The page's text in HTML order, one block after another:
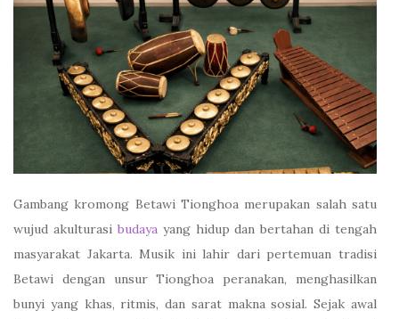
Gambang kromong Betawi Tionghoa merupakan salah satu
wujud akulturasi budayayang hidup dan bertahan di tengah
masyarakat Jakarta. Musik ini lahir dari pertemuan tradisi
Betawi dengan unsur Tionghoa peranakan, menghasilkan
bunyi yang khas, ritmis, dan sarat makna sosial. Sejak awal